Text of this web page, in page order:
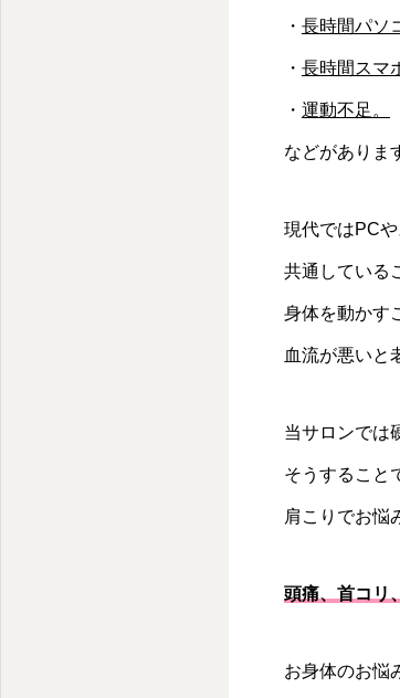
・ 長時間パソ
・ 長時間スマ
・ 運動不足。
などがありま
現代ではPC
共通している
身体を動かす
血流が悪いと
当サロンでは
そうすること
肩こりでお悩
頭痛、首コリ
お身体のお悩